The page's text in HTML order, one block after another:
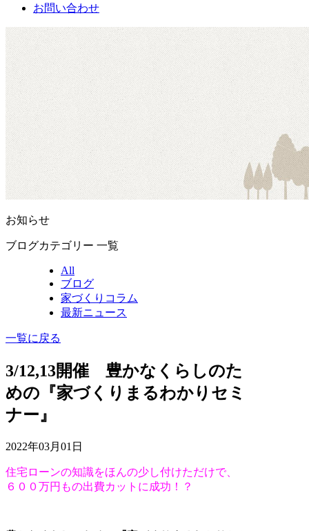
お問い合わせ
お知らせ
ブログカテゴリー 一覧
All
ブログ
家づくりコラム
最新ニュース
一覧に戻る
3/12,13開催 豊かなくらしのた
めの『家づくりまるわかりセミ
ナー』
2022年03月01日
住宅ローンの知識をほんの少し付けただけで、
６００万円もの出費カットに成功！？